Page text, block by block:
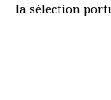
la sélection